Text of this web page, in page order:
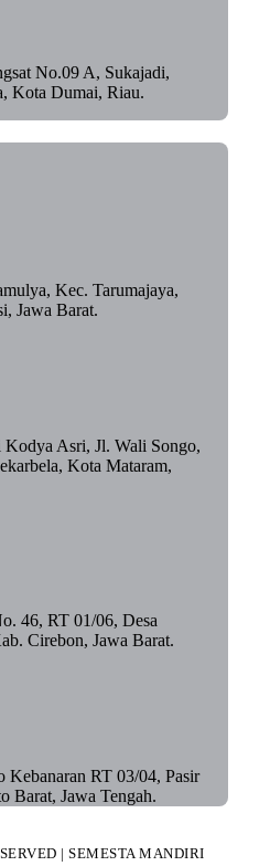
No.09 A, Sukajadi,
Kota Dumai, Riau.
Kec. Tarumajaya,
Jawa Barat.
Kodya Asri, Jl. Wali Songo,
Kota Mataram,
46, RT 01/06, Desa
Cirebon, Jawa Barat.
Kebanaran RT 03/04, Pasir
Barat, Jawa Tengah.
| SEMESTA MANDIRI